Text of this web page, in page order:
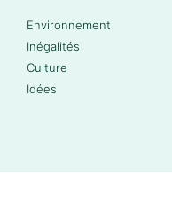
Environnement
Inégalités
Culture
Idées